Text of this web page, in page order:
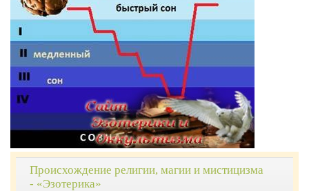
Происхождение религии, магии и мистицизма
- «Эзотерика»